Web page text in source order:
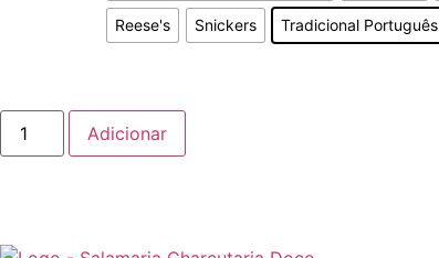
Reese's Snickers Tradicional Português
Adicionar